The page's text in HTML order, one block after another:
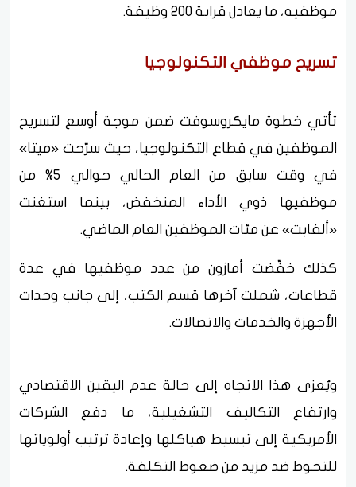
موظفيه، ما يعادل قرابة 200 وظيفة.
تسريح موظفي التكنولوجيا
تأتي خطوة مايكروسوفت ضمن موجة أوسع لتسريح
الموظفين في قطاع التكنولوجيا، حيث سرّحت «ميتا»
في وقت سابق من العام الحالي حوالي 5% من
موظفيها ذوي الأداء المنخفض، بينما استغنت
«ألفابت» عن مئات الموظفين العام الماضي.
كذلك خفّضت أمازون من عدد موظفيها في عدة
قطاعات، شملت آخرها قسم الكتب، إلى جانب وحدات
الأجهزة والخدمات والاتصالات.
ويُعزى هذا الاتجاه إلى حالة عدم اليقين الاقتصادي
وارتفاع التكاليف التشغيلية، ما دفع الشركات
الأمريكية إلى تبسيط هياكلها وإعادة ترتيب أولوياتها
للتحوط ضد مزيد من ضغوط التكلفة.